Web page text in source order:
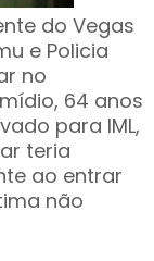
do Vegas
e Policia
no
64 anos
para IML,
teria
ao entrar
não